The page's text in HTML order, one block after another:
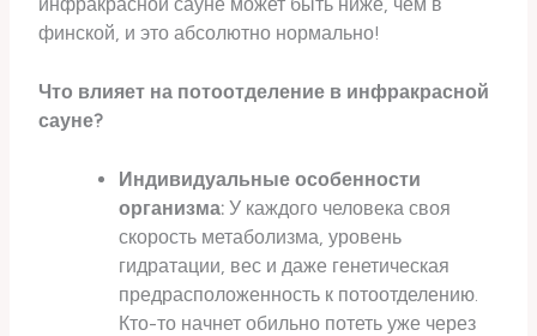
финской, и это абсолютно нормально!
Что влияет на потоотделение в инфракрасной
сауне?
Индивидуальные особенности
организма:У каждого человека своя
скорость метаболизма, уровень
гидратации, вес и даже генетическая
предрасположенность к потоотделению.
Кто-то начнет обильно потеть уже через